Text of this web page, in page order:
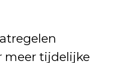
meer tijdelijke